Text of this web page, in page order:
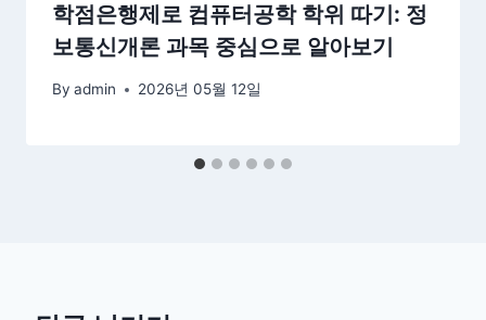
학점은행제로 컴퓨터공학 학위 따기: 정
보통신개론 과목 중심으로 알아보기
By admin 2026년 05월 12일